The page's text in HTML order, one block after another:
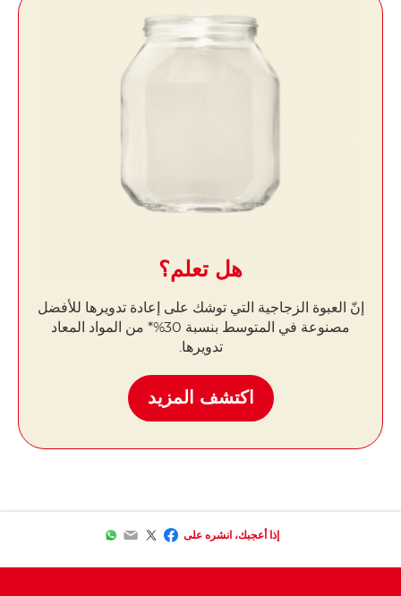
هل تعلم؟
إنّ العبوة الزجاجية التي توشك على إعادة تدويرها للأفضل
مصنوعة في المتوسط ​​بنسبة 30%* من المواد المعاد
تدويرها.
اكتشف المزيد
إذا أعجبك، انشره على Facebook
Twitter
Email
WhatsApp